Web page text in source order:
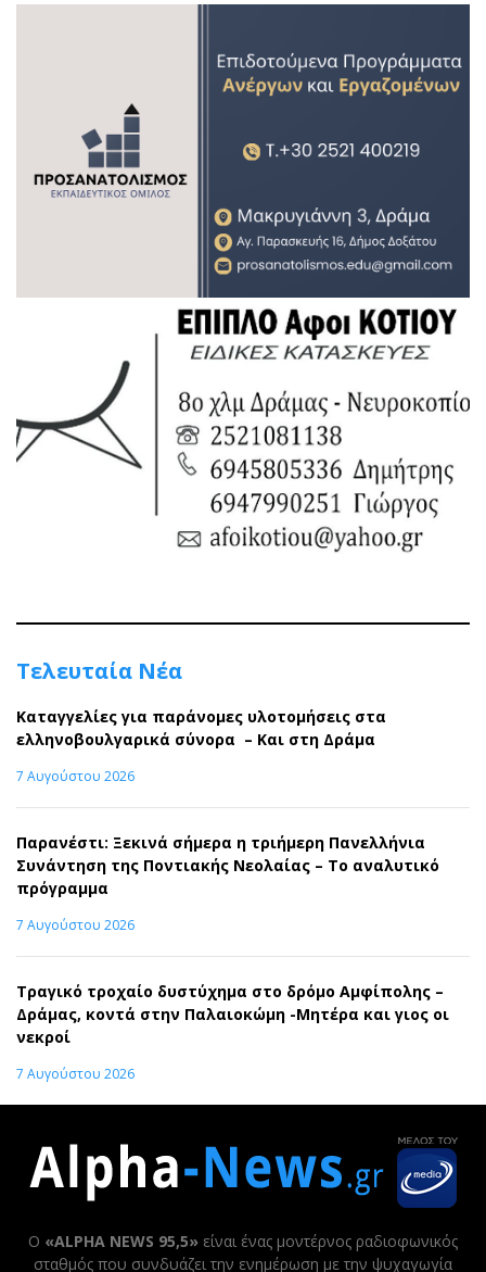
Τελευταία Νέα
Καταγγελίες για παράνομες υλοτομήσεις στα
ελληνοβουλγαρικά σύνορα – Και στη Δράμα
7 Αυγούστου 2026
Παρανέστι: Ξεκινά σήμερα η τριήμερη Πανελλήνια
Συνάντηση της Ποντιακής Νεολαίας – Το αναλυτικό
πρόγραμμα
7 Αυγούστου 2026
Τραγικό τροχαίο δυστύχημα στο δρόμο Αμφίπολης –
Δράμας, κοντά στην Παλαιοκώμη -Μητέρα και γιος οι
νεκροί
7 Αυγούστου 2026
Ο «ALPHA NEWS 95,5» είναι ένας μοντέρνος ραδιοφωνικός
σταθμός που συνδυάζει την ενημέρωση με την ψυχαγωγία